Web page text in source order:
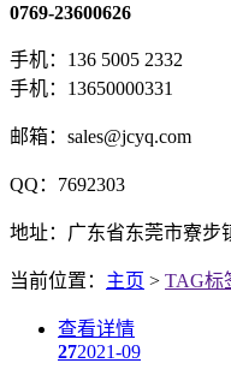
0769-23600626
手机：136 5005 2332
手机：13650000331
邮箱：sales@jcyq.com
QQ：7692303
地址：广东省东莞市寮步
当前位置： 主页 > TAG标
查看详情
272021-09